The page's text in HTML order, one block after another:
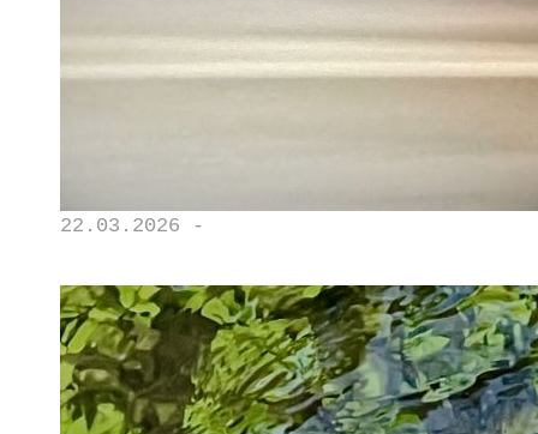
22.03.2026 -